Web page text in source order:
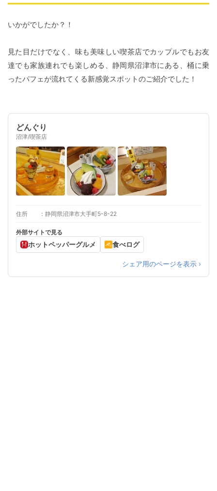
いかがでしたか？！
見た目だけでなく、味も美味しい喫茶店でカップルでもお友
達でも家族連れでも楽しめる、静岡県沼津市にある、桶に乗
ったパフェが流れてくる新感覚スポットのご紹介でした！
どんぐり
沼津/喫茶店
住所 静岡県沼津市大手町5-8-22
外部サイトで見る
ホットペッパーグルメ 食べログ
シェア用のページを表示 ›